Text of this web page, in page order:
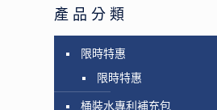
產品分類
限時特惠
限時特惠
桶裝水專利補充包